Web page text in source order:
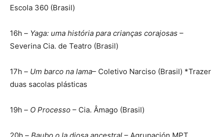
Escola 360 (Brasil)
16h – Yaga: uma história para crianças corajosas –
Severina Cia. de Teatro (Brasil)
17h – Um barco na lama– Coletivo Narciso (Brasil) *Trazer
duas sacolas plásticas
19h – O Processo – Cia. Âmago (Brasil)